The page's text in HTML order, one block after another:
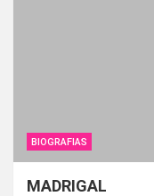
BIOGRAFIAS
MADRIGAL